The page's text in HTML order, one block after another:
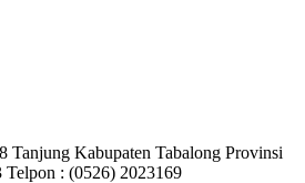
Tanjung Kabupaten Tabalong Provinsi
Telpon : (0526) 2023169